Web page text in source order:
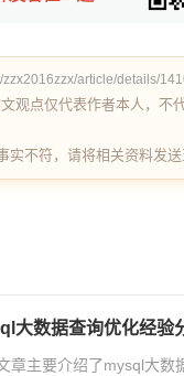
article/details/
观点仅代表作者本人，
实不符，请将相关资料发
大数据查询优化经验
章主要介绍了mysql大数